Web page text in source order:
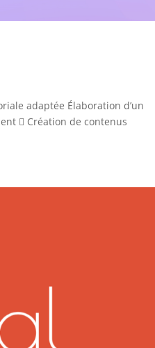
adaptée Élaboration d’un
 Création de contenus